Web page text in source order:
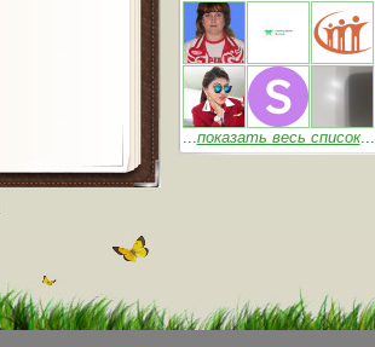
...показать весь список...